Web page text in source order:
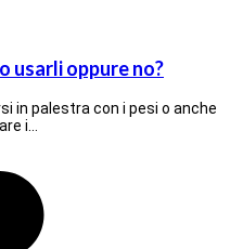
usarli oppure no?
in palestra con i pesi o anche
i…